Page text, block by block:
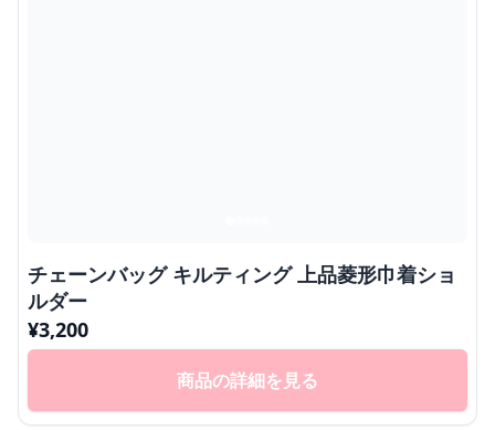
チェーンバッグ キルティング 上品菱形巾着ショ
ルダー
¥3,200
商品の詳細を見る